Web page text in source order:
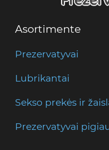
Asortimente
Prezervatyvai
Lubrikantai
Sekso prekės ir
Prezervatyvai